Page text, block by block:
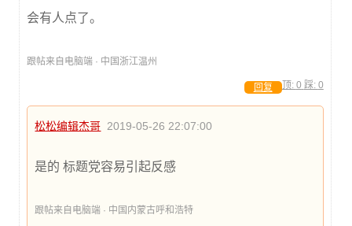
会有人点了。
跟帖来自电脑端 · 中国浙江温州
顶: 0 踩: 0
回复
松松编辑杰哥 2019-05-26 22:07:00
是的 标题党容易引起反感
跟帖来自电脑端 · 中国内蒙古呼和浩特